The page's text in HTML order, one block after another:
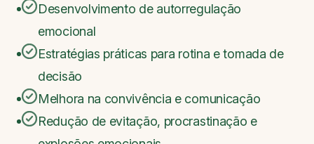
Desenvolvimento de autorregulação
emocional
Estratégias práticas para rotina e tomada de
decisão
Melhora na convivência e comunicação
Redução de evitação, procrastinação e